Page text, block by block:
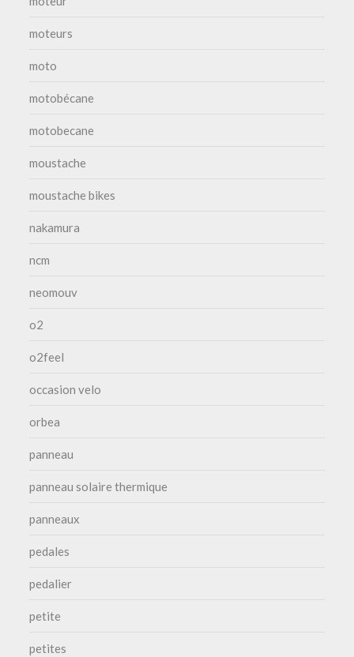
moteurs
moto
motobécane
motobecane
moustache
moustache bikes
nakamura
ncm
neomouv
o2
o2feel
occasion velo
orbea
panneau
panneau solaire thermique
panneaux
pedales
pedalier
petite
petites